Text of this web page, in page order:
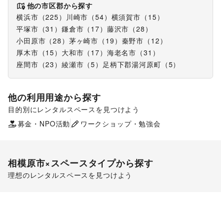
他の市区郡から探す
横浜市 （225） 川崎市 （54） 横須賀市 （ 15）
平塚市 （31 ） 鎌倉市 （ 17） 藤沢市 （28 ）
小田原市 （28 ） 茅ヶ崎市 （ 19 ） 秦野市 （ 12 ）
厚木市 （15） 大和市 （ 17） 海老名市 （31 ）
座間市 （23 ） 綾瀬市 （5） 足柄下郡湯河原町 （5）
他の利用用途から探す
目的別にレンタルスペースを見つけよう
ポップアップストア
食品販売
販促イベント 展示会・個展
募金・NPO活動 ワークショップ・勉強会
相模原市×スペースタイプから探す
理想のレンタルスペースを見つけよう